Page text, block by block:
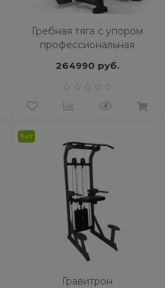
Гребная тяга с упором
профессиональная
264990 руб.
Хит
Гравитрон